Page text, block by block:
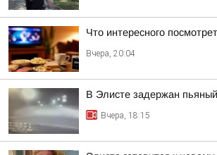
Что интересного
Вчера, 20:04
В Элисте задержан
Вчера, 18:15